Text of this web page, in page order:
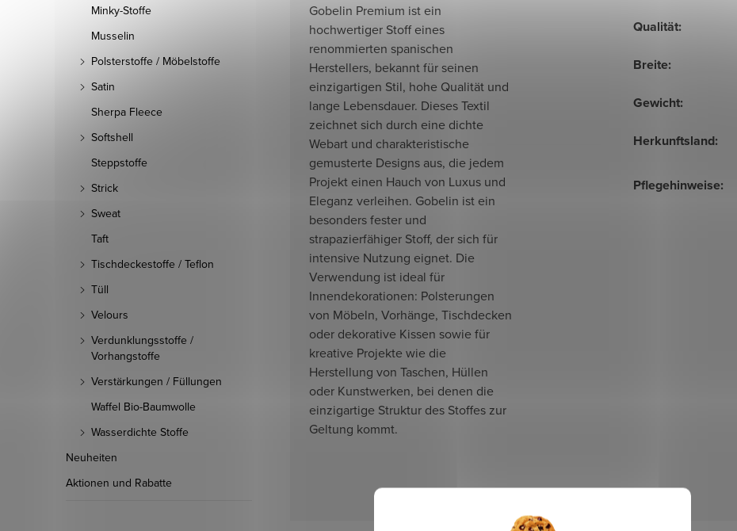
Minky-Stoffe
Musselin
Polsterstoffe / Möbelstoffe
Satin
Sherpa Fleece
Softshell
Steppstoffe
Strick
Sweat
Taft
Tischdeckestoffe / Teflon
Tüll
Velours
Verdunklungsstoffe /
Vorhangstoffe
Verstärkungen / Füllungen
Waffel Bio-Baumwolle
Wasserdichte Stoffe
Neuheiten
Aktionen und Rabatte
Gobelin Premium ist ein
hochwertiger Stoff eines
renommierten spanischen
Herstellers, bekannt für seinen
einzigartigen Stil, hohe Qualität und
lange Lebensdauer. Dieses Textil
zeichnet sich durch eine dichte
Webart und charakteristische
gemusterte Designs aus, die jedem
Projekt einen Hauch von Luxus und
Eleganz verleihen. Gobelin ist ein
besonders fester und
strapazierfähiger Stoff, der sich für
intensive Nutzung eignet. Die
Verwendung ist ideal für
Innendekorationen: Polsterungen
von Möbeln, Vorhänge, Tischdecken
oder dekorative Kissen sowie für
kreative Projekte wie die
Herstellung von Taschen, Hüllen
oder Kunstwerken, bei denen die
einzigartige Struktur des Stoffes zur
Geltung kommt.
Qualität:
Breite:
Gewicht:
Herkunftsland:
Pflegehinweise: